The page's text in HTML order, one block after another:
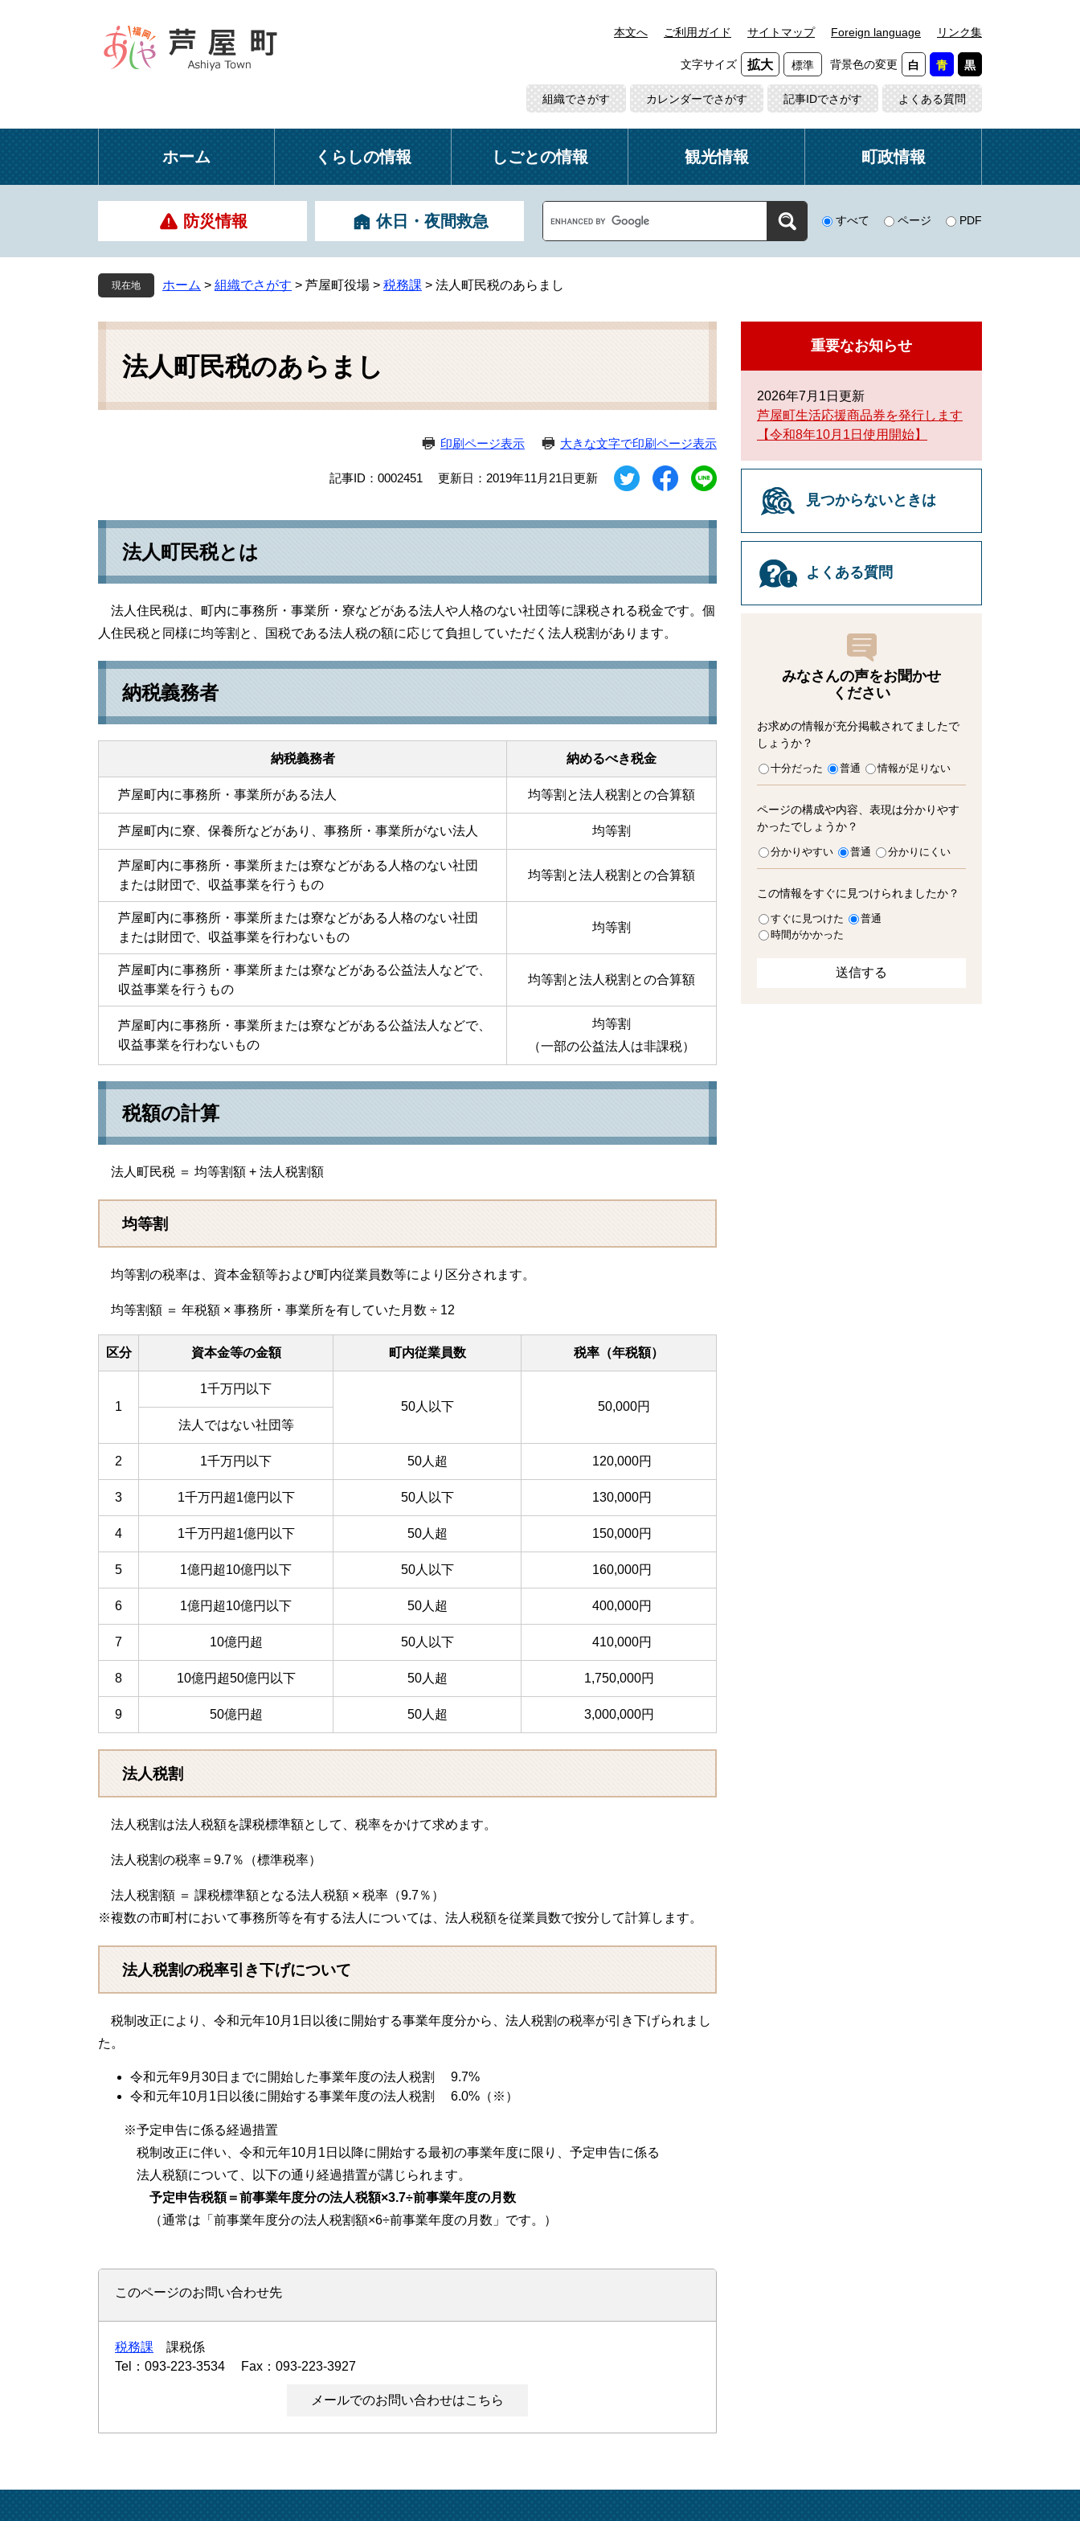
本
本文へ ご利用ガイド サイトマップ Foreign language リンク集
文字サイズ 拡大 標準 背景色の変更 白 青 黒
組織でさがす カレンダーでさがす 記事IDでさがす よくある質問
ホーム くらしの情報 しごとの情報 観光情報 町政情報
防災情報 休日・夜間救急
o
g
l
e
ス
すべて ページ PDF
現在地 ホーム > 組織でさがす > 芦屋町役場 > 税務課 > 法人町民税のあらまし
本
法人町民税のあらまし
印刷ページ表示 大きな文字で印刷ページ表示
記事ID：0002451 更新日：2019年11月21日更新
法人町民税とは
法人住民税は、町内に事務所・事業所・寮などがある法人や人格のない社団等に課税される税金です。個
人住民税と同様に均等割と、国税である法人税の額に応じて負担していただく法人税割があります。
納税義務者
納税義務者 納めるべき税金
芦屋町内に事務所・事業所がある法人 均等割と法人税割との合算額
芦屋町内に寮、保養所などがあり、事務所・事業所がない法人 均等割
芦屋町内に事務所・事業所または寮などがある人格のない社団
または財団で、収益事業を行うもの
均等割と法人税割との合算額
芦屋町内に事務所・事業所または寮などがある人格のない社団
または財団で、収益事業を行わないもの
均等割
芦屋町内に事務所・事業所または寮などがある公益法人などで、
収益事業を行うもの
均等割と法人税割との合算額
芦屋町内に事務所・事業所または寮などがある公益法人などで、
収益事業を行わないもの
均等割
（一部の公益法人は非課税）
税額の計算
法人町民税 ＝ 均等割額 + 法人税割額
均等割
均等割の税率は、資本金額等および町内従業員数等により区分されます。
均等割額 ＝ 年税額 × 事務所・事業所を有していた月数 ÷ 12
区分 資本金等の金額 町内従業員数 税率（年税額）
1
1千万円以下
50人以下
50,000円
法人ではない社団等
2 1千万円以下 50人超 120,000円
3 1千万円超1億円以下 50人以下 130,000円
4 1千万円超1億円以下 50人超 150,000円
5 1億円超10億円以下 50人以下 160,000円
6 1億円超10億円以下 50人超 400,000円
7 10億円超 50人以下 410,000円
8 10億円超50億円以下 50人超 1,750,000円
9 50億円超 50人超 3,000,000円
法人税割
法人税割は法人税額を課税標準額として、税率をかけて求めます。
法人税割の税率＝9.7％（標準税率）
法人税割額 ＝ 課税標準額となる法人税額 × 税率（9.7％）
※複数の市町村において事務所等を有する法人については、法人税額を従業員数で按分して計算します。
法人税割の税率引き下げについて
税制改正により、令和元年10月1日以後に開始する事業年度分から、法人税割の税率が引き下げられまし
た。
令和元年9月30日までに開始した事業年度の法人税割 9.7%
令和元年10月1日以後に開始する事業年度の法人税割 6.0%（※）
※予定申告に係る経過措置
税制改正に伴い、令和元年10月1日以降に開始する最初の事業年度に限り、予定申告に係る
法人税額について、以下の通り経過措置が講じられます。
予定申告税額＝前事業年度分の法人税額×3.7÷前事業年度の月数
（通常は「前事業年度分の法人税割額×6÷前事業年度の月数」です。）
このページのお問い合わせ先
税務課
課税係
Tel：093-223-3534
Fax：093-223-3927
メールでのお問い合わせはこちら
重要なお知らせ
2026年7月1日更新
芦屋町生活応援商品券を発行します
【令和8年10月1日使用開始】
見つからないときは
よくある質問
みなさんの声をお聞かせ
ください
お求めの情報が充分掲載されてましたで
しょうか？
十分だった 普通 情報が足りない
ページの構成や内容、表現は分かりやす
かったでしょうか？
分かりやすい 普通 分かりにくい
この情報をすぐに見つけられましたか？
すぐに見つけた
普通
時間がかかった